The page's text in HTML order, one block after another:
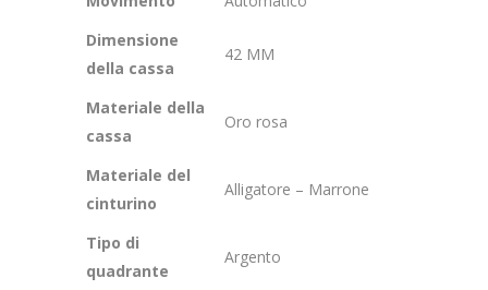
Dimensione
della cassa
42 MM
Materiale della
cassa
Oro rosa
Materiale del
cinturino
Alligatore – Marrone
Tipo di
quadrante
Argento